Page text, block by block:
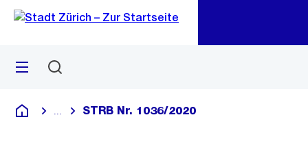
Navigation
Sprunglink
Menü
Deutsch
Blende alle Breadcrumbs ein
STRB Nr. 1036/2020